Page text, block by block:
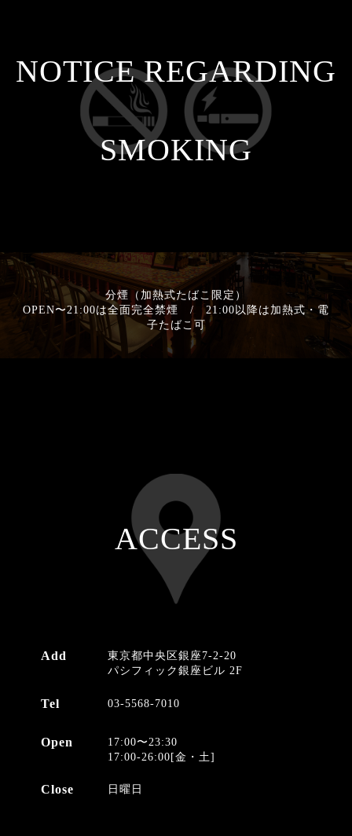
NOTICE REGARDING
SMOKING
分煙（加熱式たばこ限定）
OPEN〜21:00は全面完全禁煙 / 21:00以降は加熱式・電
子たばこ可
ACCESS
Add
東京都中央区銀座7-2-20
パシフィック銀座ビル 2F
Tel 03-5568-7010
Open
17:00〜23:30
17:00-26:00[金・土]
Close 日曜日